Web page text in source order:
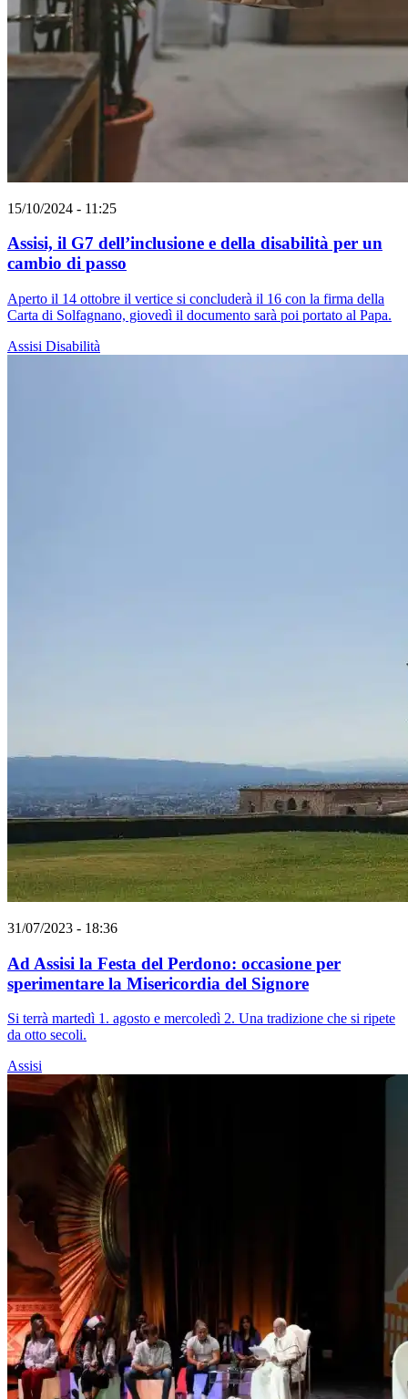
15/10/2024 - 11:25
Assisi, il G7 dell’inclusione e della disabilità per un
cambio di passo
Aperto il 14 ottobre il vertice si concluderà il 16 con la firma della
Carta di Solfagnano, giovedì il documento sarà poi portato al Papa.
Assisi Disabilità
31/07/2023 - 18:36
Ad Assisi la Festa del Perdono: occasione per
sperimentare la Misericordia del Signore
Si terrà martedì 1. agosto e mercoledì 2. Una tradizione che si ripete
da otto secoli.
Assisi